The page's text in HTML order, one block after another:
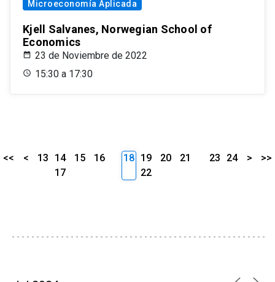
Microeconomía Aplicada
Kjell Salvanes, Norwegian School of
Economics
23 de Noviembre de 2022
15:30 a 17:30
<< < 13 14 15
16
17
18 19 20
21
22
23 24 > >>